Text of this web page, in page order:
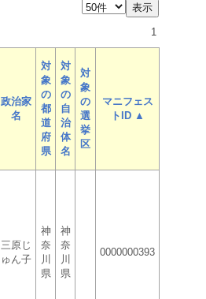
1
政治家
名
対
象
の
都
道
府
県
対
象
の
自
治
体
名
対
象
の
選
挙
区
マニフェス
トID ▲
三原じ
ゅん子
神
奈
川
県
神
奈
川
県
0000000393